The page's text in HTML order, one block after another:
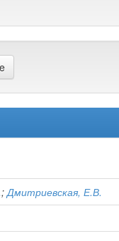
;Дмитриевская, Е.В.